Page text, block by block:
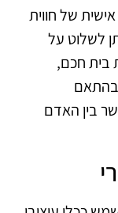
של חווית
לשלוט על
בית חכם,
בהתאם
בין האדם